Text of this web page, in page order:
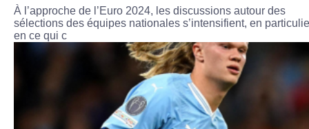
À l’approche de l’Euro 2024, les discussions autour des
sélections des équipes nationales s’intensifient, en
en ce qui c